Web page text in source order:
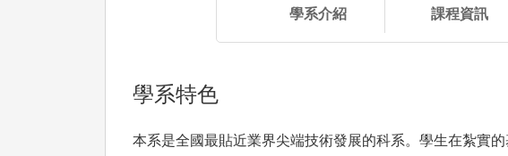
學系介紹 課程資訊
學系特色
本系是全國最貼近業界尖端技術發展的科系。學生在紮實